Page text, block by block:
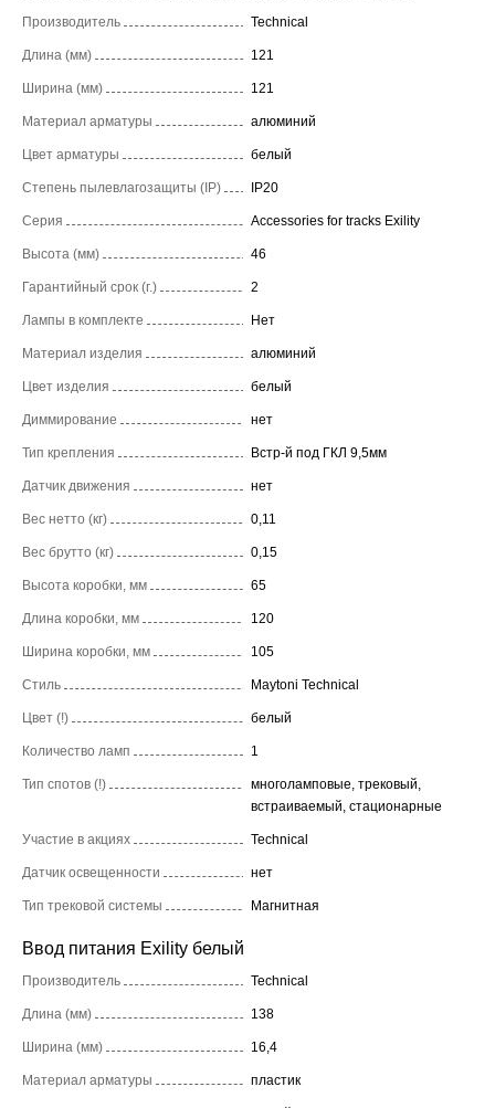
Производитель Technical
Длина (мм) 121
Ширина (мм) 121
Материал арматуры алюминий
Цвет арматуры белый
Степень пылевлагозащиты (IP) IP20
Серия Accessories for tracks Exility
Высота (мм) 46
Гарантийный срок (г.) 2
Лампы в комплекте Нет
Материал изделия алюминий
Цвет изделия белый
Диммирование нет
Тип крепления Встр-й под ГКЛ 9,5мм
Датчик движения нет
Вес нетто (кг) 0,11
Вес брутто (кг) 0,15
Высота коробки, мм 65
Длина коробки, мм 120
Ширина коробки, мм 105
Стиль Maytoni Technical
Цвет (!) белый
Количество ламп 1
Тип спотов (!)
многоламповые, трековый,
встраиваемый, стационарные
Участие в акциях Technical
Датчик освещенности нет
Тип трековой системы Магнитная
Ввод питания Exility белый
Производитель Technical
Длина (мм) 138
Ширина (мм) 16,4
Материал арматуры пластик